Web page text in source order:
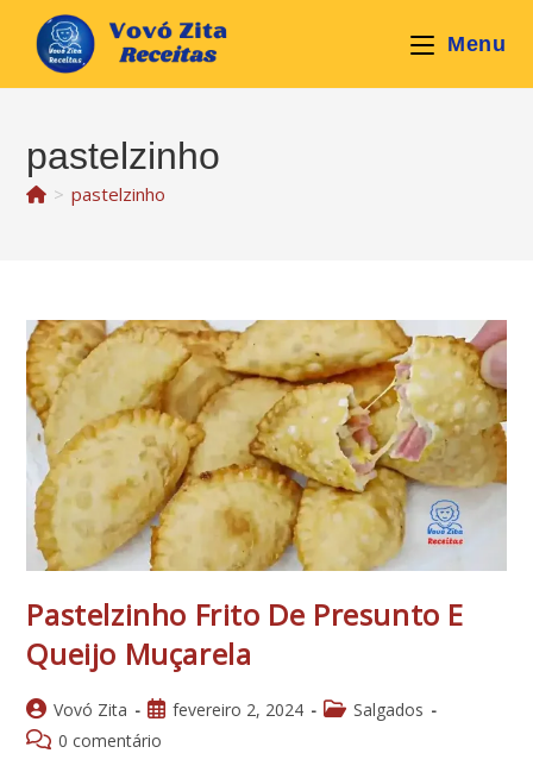
Menu
pastelzinho
> pastelzinho
Pastelzinho Frito De Presunto E
Queijo Muçarela
Autor
do
Vovó Zita
Post
publicado:
fevereiro 2, 2024
Categoria
Salgados
Comentários
0 comentário